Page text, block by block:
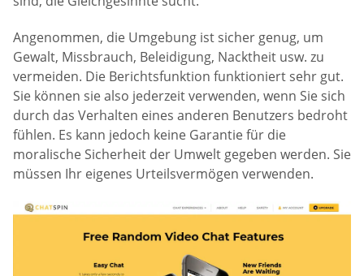
Angenommen, die Umgebung ist sicher genug, um
Gewalt, Missbrauch, Beleidigung, Nacktheit usw. zu
vermeiden. Die Berichtsfunktion funktioniert sehr gut.
Sie können sie also jederzeit verwenden, wenn Sie sich
durch das Verhalten eines anderen Benutzers bedroht
fühlen. Es kann jedoch keine Garantie für die
moralische Sicherheit der Umwelt gegeben werden. Sie
müssen Ihr eigenes Urteilsvermögen verwenden.